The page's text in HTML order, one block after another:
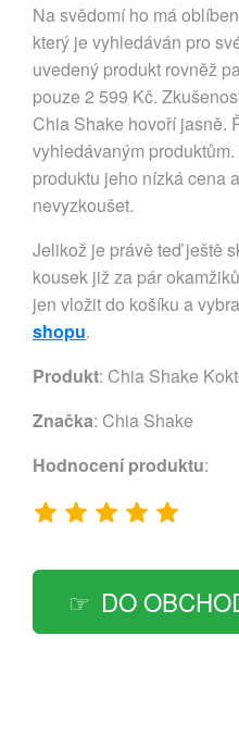
Na svědomí ho má
který je vyhledáván pro
uvedený produkt rovněž
pouze 2 599 Kč.
Chia Shake hovoří jasně.
vyhledávaným
produktu jeho nízká cena
nevyzkoušet.
Jelikož je právě teď ještě
kousek již za pár
jen vložit do košíku a
shopu.
Produkt: Chia Shake
Značka: Chia Shake
Hodnocení produktu:
DO